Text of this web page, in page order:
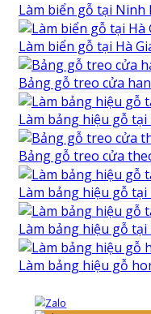
Làm biển gỗ tại Ninh
Làm biển gỗ tại Hà
Bảng gỗ treo cửa
Làm bảng hiệu gỗ
Bảng gỗ treo cửa
Làm bảng hiệu gỗ tại
Làm bảng hiệu gỗ tại
Làm bảng hiệu gỗ